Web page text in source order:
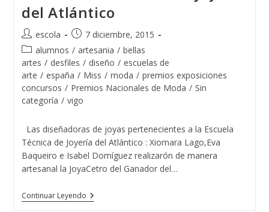
La
Escuela
De
Joyería
Del
Atlántico
del Atlántico
Autor
de
la
entrada:
escola
Publicación
de
la
entrada:
7 diciembre, 2015
Categoría
de
la
entrada:
alumnos / artesania / bellas
artes / desfiles / diseño / escuelas de
arte / españa / Miss / moda / premios exposiciones
concursos / Premios Nacionales de Moda / Sin
categoría / vigo
Las diseñadoras de joyas pertenecientes a la Escuela
Técnica de Joyería del Atlántico : Xiomara Lago,Eva
Baqueiro e Isabel Domíguez realizarón de manera
artesanal la JoyaCetro del Ganador del…
Continuar LeyendoEl
Guapo